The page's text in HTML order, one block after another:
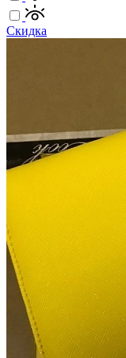
Скидка